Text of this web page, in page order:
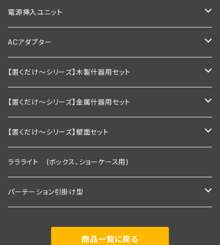
1200ｍｍ以下
900mm以下
1200mm以下
600ｍｍ以下
900ｍｍ以下
1200ｍｍ以下
1200ｍｍ
600ｍｍ以下
900ｍｍ以下
1200ｍｍ以下
棚板幅600×奥行250ｍｍ
棚板幅900×奥行200ｍｍ
棚板幅900×奥行250ｍｍ
棚板幅1200×奥行200ｍｍ
棚板幅1200×奥行250ｍｍ
シングルタイプ
ダブルタイプ
絶縁引掛けタイプ
電源挿入ユニット
通常型
調光器付き
ACアダプター
業務用
家庭用向け
【置くだけ～シリーズ】木製什器用セット
2段セット
2段セット＋トップライト付き
3段セット
３段セット＋トップライト付き
【置くだけ～シリーズ】金属什器用セット
Ｒシリーズ 30ｃｍ板・置くピカタイプ
２段タイプ 埋込照明付き棚板×2枚＋棚板
３段タイプ 埋込照明付き棚板×３枚＋棚板
Ｒシリーズ 30ｃｍ板・埋込タイプ
２段タイプ 埋込照明付き棚板×2枚＋棚板
Ｓシリーズ 30ｃｍ板・置くピカタイプ
【置くだけ～シリーズ】壁面セット
Rシリーズ 【既存】タイプ
2段用タイプ
Rシリーズ 【新規】30ｃｍ板・埋込タイプ
ララライト (ボックス、ショーケース用)
パーテーション引掛け型
商品一覧に戻る